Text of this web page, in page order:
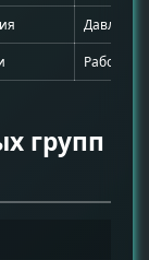
Давление
Работа с
групп